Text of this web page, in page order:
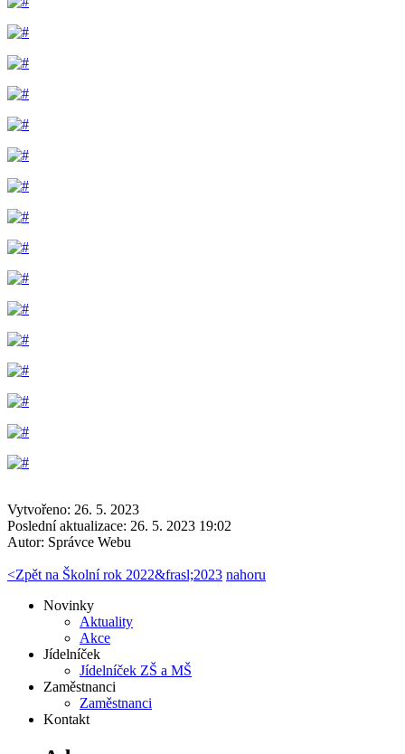
Vytvořeno: 26. 5. 2023
Poslední aktualizace: 26. 5. 2023 19:02
Autor: Správce Webu
<Zpět na Školní rok 2022&frasl;2023 nahoru
Novinky
Aktuality
Akce
Jídelníček
Jídelníček ZŠ a MŠ
Zaměstnanci
Zaměstnanci
Kontakt